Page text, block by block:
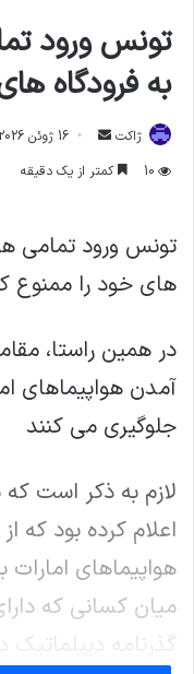
تونس ورود
به فرودگاه
ژاکت
ارسال
ایمیل
16 ژوئن 2026
10
کمتر از یک دقیقه
تونس ورود تمامی
های خود را ممنوع
در همین راستا،
آمدن هواپیماهای
جلوگیری می کنند
لازم به ذکر است که
اعلام کرده بود که
هواپیماهای
میان کسانی که
گذرنامه دیپلماتیک